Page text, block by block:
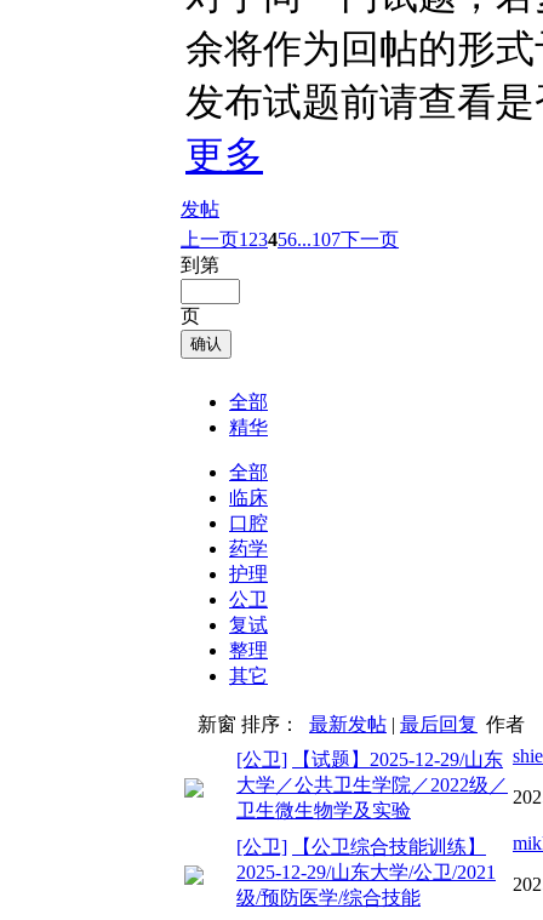
余将作为回帖的形
发布试题前请查看
更多
发帖
上一页1 23456...107下一页
到第
页
确认
全部
精华
全部
临床
口腔
药学
护理
公卫
复试
整理
其它
新窗 排序： 最新发帖 | 最后回复 作者
[公卫]
【试题】2025-12-29/山东
大学／公共卫生学院／2022级／
卫生微生物学及实验
[公卫]
【公卫综合技能训练】
2025-12-29/山东大学/公卫/2021
级/预防医学/综合技能